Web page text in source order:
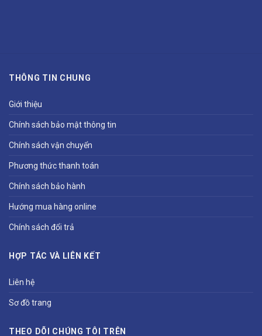
THÔNG TIN CHUNG
Giới thiệu
Chính sách bảo mật thông tin
Chính sách vận chuyển
Phương thức thanh toán
Chính sách bảo hành
Hướng mua hàng online
Chính sách đổi trả
HỢP TÁC VÀ LIÊN KẾT
Liên hệ
Sơ đồ trang
THEO DÕI CHÚNG TÔI TRÊN